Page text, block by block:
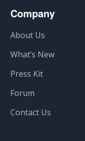
Company
About Us
What’s New
Press Kit
Forum
Contact Us